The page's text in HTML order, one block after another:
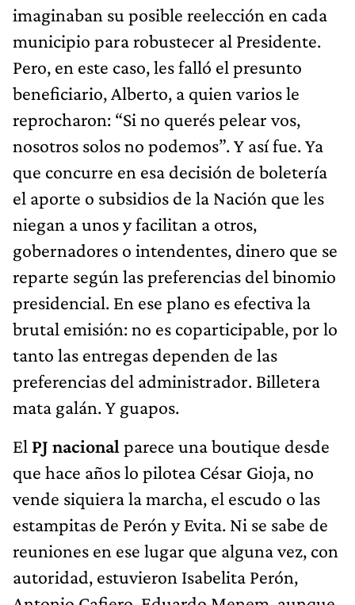
imaginaban su posible reelección en cada
municipio para robustecer al Presidente.
Pero, en este caso, les falló el presunto
beneficiario, Alberto, a quien varios le
reprocharon: “Si no querés pelear vos,
nosotros solos no podemos”. Y así fue. Ya
que concurre en esa decisión de boletería
el aporte o subsidios de la Nación que les
niegan a unos y facilitan a otros,
gobernadores o intendentes, dinero que se
reparte según las preferencias del binomio
presidencial. En ese plano es efectiva la
brutal emisión: no es coparticipable, por lo
tanto las entregas dependen de las
preferencias del administrador. Billetera
mata galán. Y guapos.
El PJ nacional parece una boutique desde
que hace años lo pilotea César Gioja, no
vende siquiera la marcha, el escudo o las
estampitas de Perón y Evita. Ni se sabe de
reuniones en ese lugar que alguna vez, con
autoridad, estuvieron Isabelita Perón,